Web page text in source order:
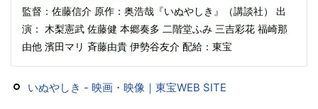
監督：佐藤信介 原作：奥浩哉『いぬやしき』（講談社） 出
演： 木梨憲武 佐藤健 本郷奏多 二階堂ふみ 三吉彩花 福崎那
由他 濱田マリ 斉藤由貴 伊勢谷友介 配給：東宝
いぬやしき - 映画・映像｜東宝WEB SITE